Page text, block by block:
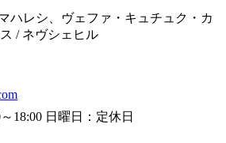
ハレシ、ヴェファ・キュチュク・カ
/ ネヴシェヒル
18:00 日曜日：定休日